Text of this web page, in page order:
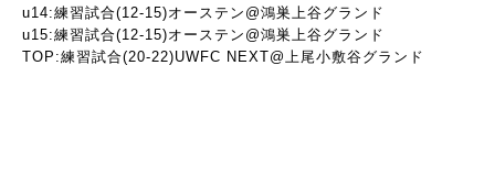
u14:練習試合(12-15)オーステン@鴻巣上谷グランド
u15:練習試合(12-15)オーステン@鴻巣上谷グランド
TOP:練習試合(20-22)UWFC NEXT@上尾小敷谷グランド